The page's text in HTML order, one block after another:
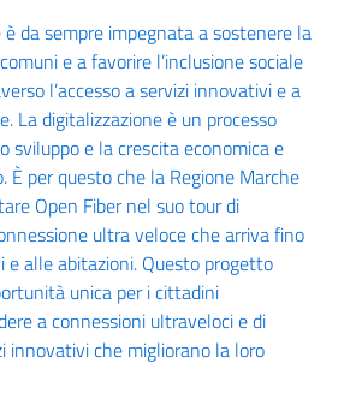
da sempre impegnata a sostenere la
e a favorire l’inclusione sociale
l’accesso a servizi innovativi e a
La digitalizzazione è un processo
sviluppo e la crescita economica e
È per questo che la Regione Marche
Open Fiber nel suo tour di
ultra veloce che arriva fino
e alle abitazioni. Questo progetto
unica per i cittadini
a connessioni ultraveloci e di
innovativi che migliorano la loro